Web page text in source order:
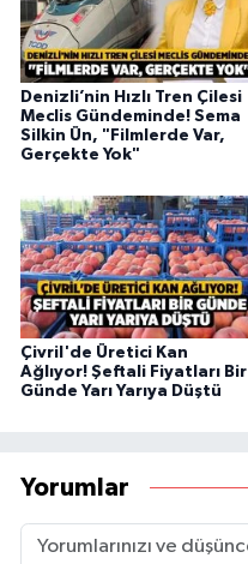
Denizli’nin Hızlı Tren Çilesi
Meclis Gündeminde! Sema
Silkin Ün, "Filmlerde Var,
Gerçekte Yok"
Çivril'de Üretici Kan
Ağlıyor! Şeftali Fiyatları Bir
Günde Yarı Yarıya Düştü
Yorumlar